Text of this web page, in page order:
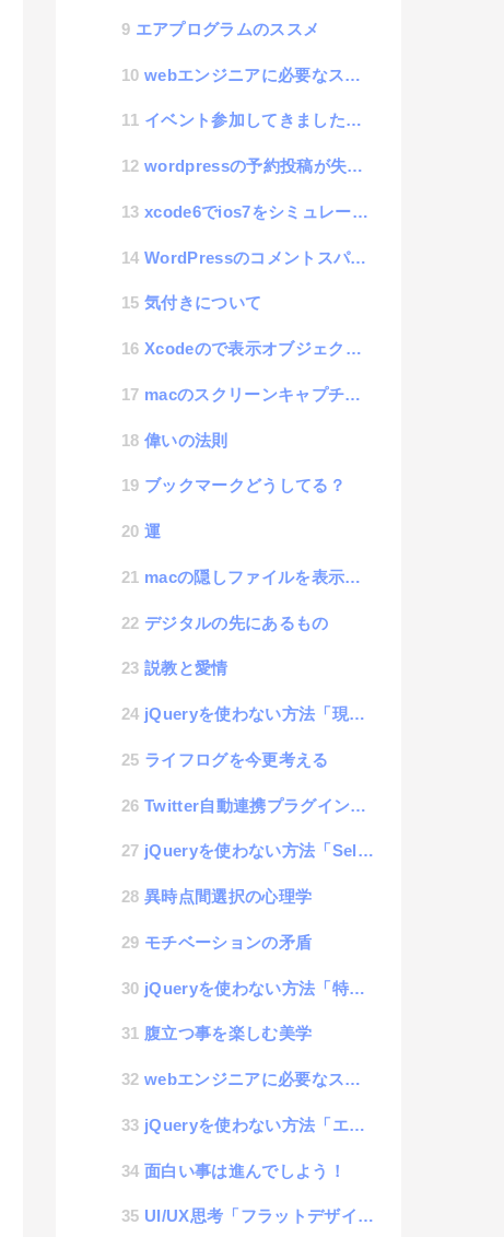
エアプログラムのススメ
webエンジニアに必要なスキル #2
イベント参加してきました。HTML5j conference
wordpressの予約投稿が失敗するので対処してみた
xcode6でios7をシミュレートすると画面が小さい
WordPressのコメントスパムがうざい件
気付きについて
Xcodeので表示オブジェクトを確認できる便利機能があった
macのスクリーンキャプチャがデスクトップに保存されるのが散らかるので、保存先を変える方法
偉いの法則
ブックマークどうしてる？
運
macの隠しファイルを表示する方法
デジタルの先にあるもの
説教と愛情
jQueryを使わない方法「現在時刻を文字列で得る」
ライフログを今更考える
Twitter自動連携プラグインを入れてみました。
jQueryを使わない方法「Select要素に値を追加する」
異時点間選択の心理学
モチベーションの矛盾
jQueryを使わない方法「特定のエレメントに透明度の設定を加える」
腹立つ事を楽しむ美学
webエンジニアに必要なスキル #01
jQueryを使わない方法「エレメントのサイズを取得」
面白い事は進んでしよう！
UI/UX思考「フラットデザイン」